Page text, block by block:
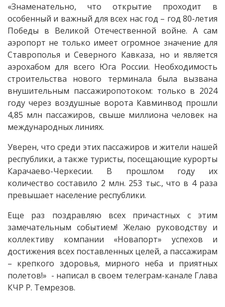
«Знаменательно, что открытие проходит в
особенный и важный для всех нас год – год 80-летия
Победы в Великой Отечественной войне. А сам
аэропорт не только имеет огромное значение для
Ставрополья и Северного Кавказа, но и является
аэрохабом для всего Юга России. Необходимость
строительства нового терминала была вызвана
внушительным пассажиропотоком: только в 2024
году через воздушные ворота Кавминвод прошли
4,85 млн пассажиров, свыше миллиона человек на
международных линиях.
Уверен, что среди этих пассажиров и жители нашей
республики, а также туристы, посещающие курорты
Карачаево-Черкесии. В прошлом году их
количество составило 2 млн. 253 тыс., что в 4 раза
превышает население республики.
Еще раз поздравляю всех причастных с этим
замечательным событием! Желаю руководству и
коллективу компании «Новапорт» успехов и
достижения всех поставленных целей, а пассажирам
– крепкого здоровья, мирного неба и приятных
полетов!» - написал в своем телеграм-канале Глава
КЧР Р. Темрезов.